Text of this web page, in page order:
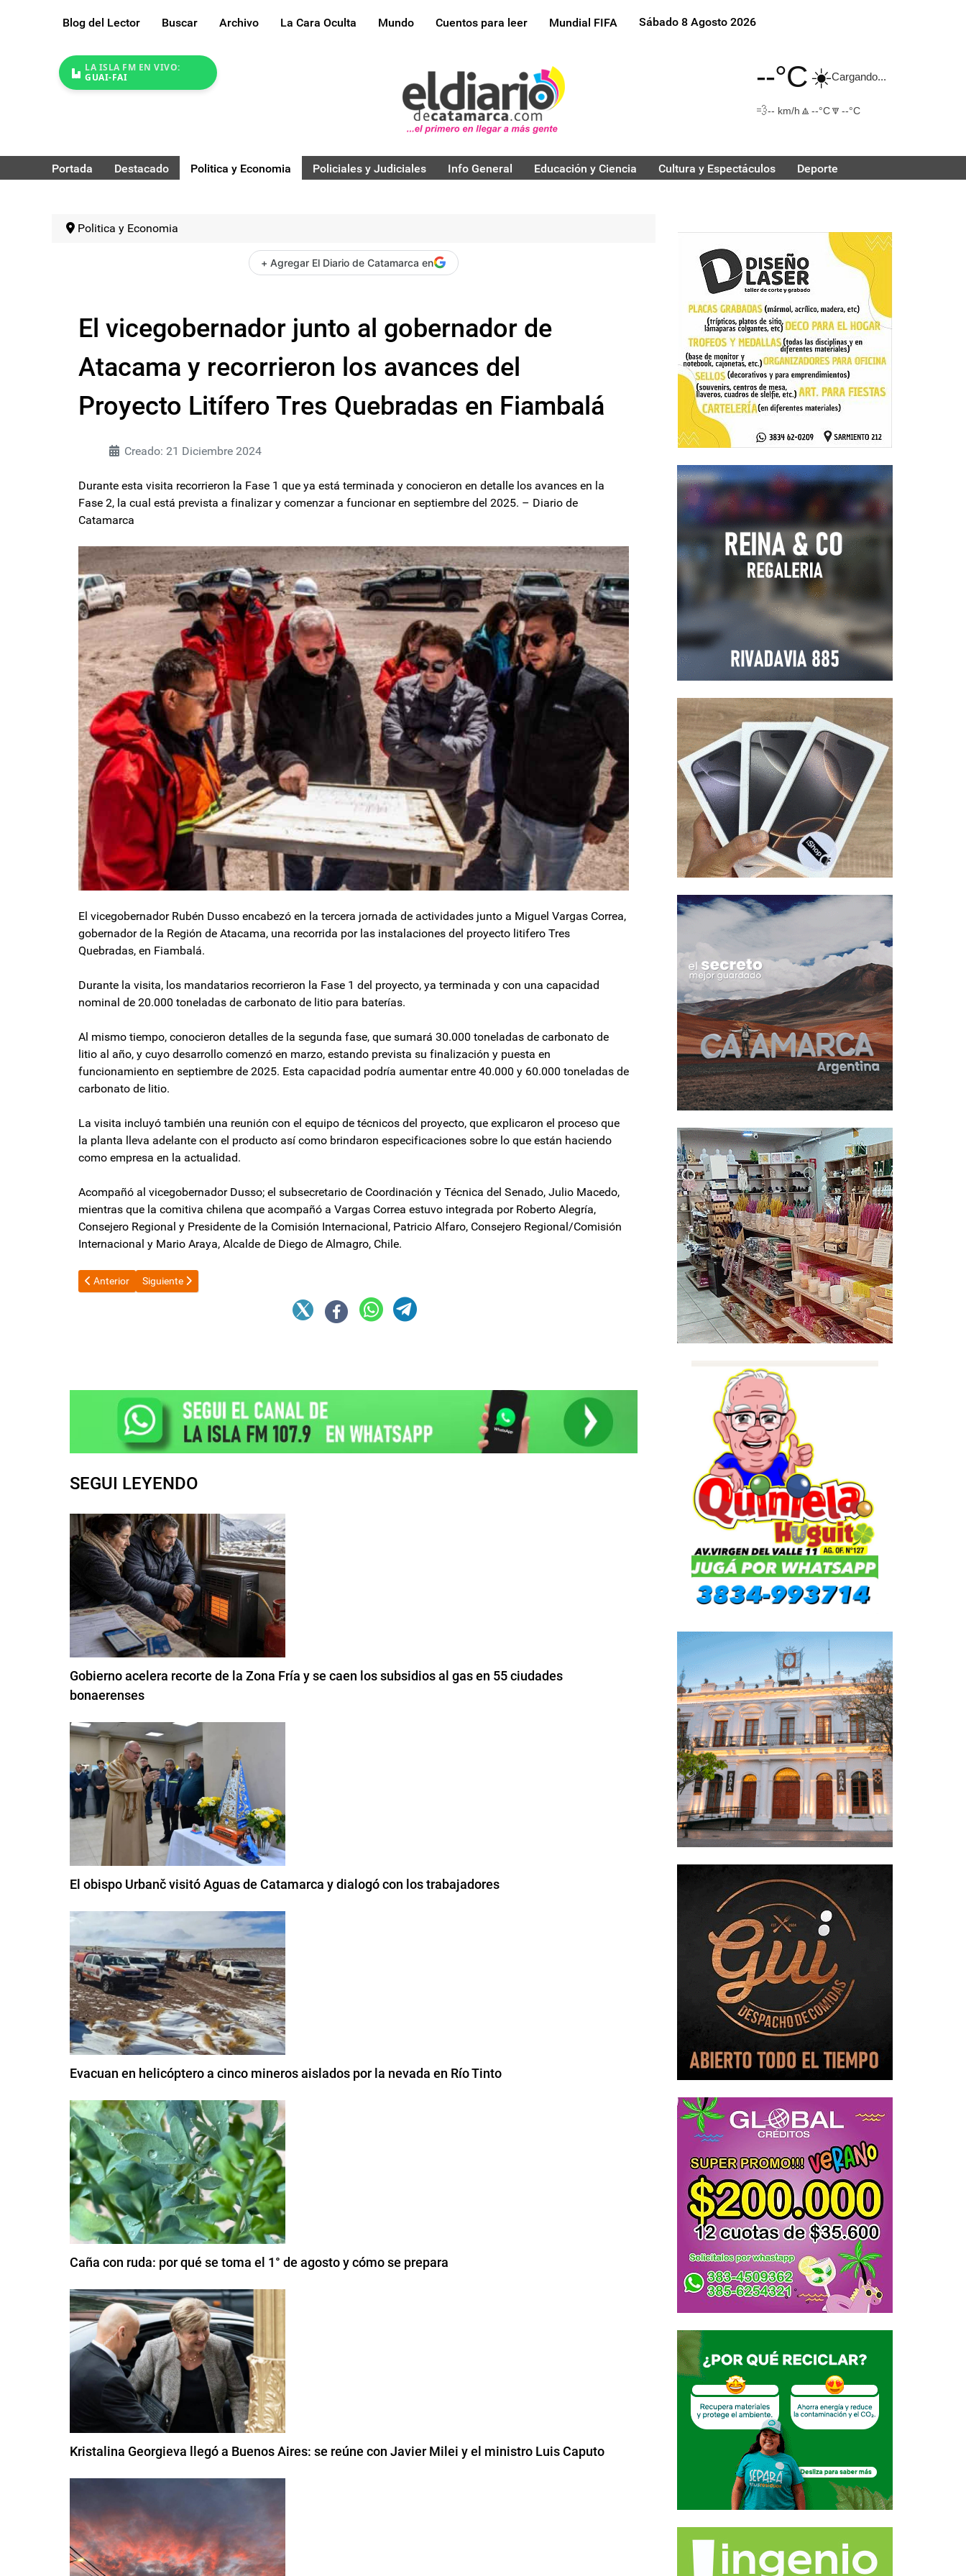
Blog del Lector Buscar Archivo La Cara Oculta Mundo Cuentos para leer Mundial FIFA Sábado 8 Agosto 2026
LA ISLA FM EN VIVO:
GUAI-FAI
--°C☀️Cargando...
💨-- km/h 🔼 --°C🔽 --°C
Portada Destacado Politica y Economia Policiales y Judiciales Info General Educación y Ciencia Cultura y Espectáculos Deporte
Politica y Economia
+ Agregar El Diario de Catamarca en
El vicegobernador junto al gobernador de
Atacama y recorrieron los avances del
Proyecto Litífero Tres Quebradas en Fiambalá
Creado: 21 Diciembre 2024
Durante esta visita recorrieron la Fase 1 que ya está terminada y conocieron en detalle los avances en la
Fase 2, la cual está prevista a finalizar y comenzar a funcionar en septiembre del 2025. – Diario de
Catamarca
El vicegobernador Rubén Dusso encabezó en la tercera jornada de actividades junto a Miguel Vargas Correa,
gobernador de la Región de Atacama, una recorrida por las instalaciones del proyecto litifero Tres
Quebradas, en Fiambalá.
Durante la visita, los mandatarios recorrieron la Fase 1 del proyecto, ya terminada y con una capacidad
nominal de 20.000 toneladas de carbonato de litio para baterías.
Al mismo tiempo, conocieron detalles de la segunda fase, que sumará 30.000 toneladas de carbonato de
litio al año, y cuyo desarrollo comenzó en marzo, estando prevista su finalización y puesta en
funcionamiento en septiembre de 2025. Esta capacidad podría aumentar entre 40.000 y 60.000 toneladas de
carbonato de litio.
La visita incluyó también una reunión con el equipo de técnicos del proyecto, que explicaron el proceso que
la planta lleva adelante con el producto así como brindaron especificaciones sobre lo que están haciendo
como empresa en la actualidad.
Acompañó al vicegobernador Dusso; el subsecretario de Coordinación y Técnica del Senado, Julio Macedo,
mientras que la comitiva chilena que acompañó a Vargas Correa estuvo integrada por Roberto Alegría,
Consejero Regional y Presidente de la Comisión Internacional, Patricio Alfaro, Consejero Regional/Comisión
Internacional y Mario Araya, Alcalde de Diego de Almagro, Chile.
Artículo anterior: La burla de Milei a los opositores que defienden las instituciones: "Parecen ñoños con déficit de IQ"
Anterior Artículo siguiente: Sturzenegger celebró el cierre de 200 áreas del Estado: "Van a reír y van a llorar"
Siguiente
SEGUI LEYENDO
Gobierno acelera recorte de la Zona Fría y se caen los subsidios al gas en 55 ciudades
bonaerenses
El obispo Urbanč visitó Aguas de Catamarca y dialogó con los trabajadores
Evacuan en helicóptero a cinco mineros aislados por la nevada en Río Tinto
Caña con ruda: por qué se toma el 1° de agosto y cómo se prepara
Kristalina Georgieva llegó a Buenos Aires: se reúne con Javier Milei y el ministro Luis Caputo